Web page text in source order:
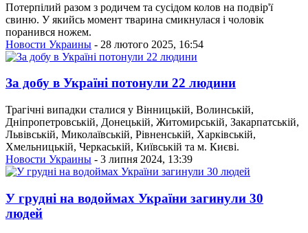
Потерпілий разом з родичем та сусідом колов на подвір'ї
свиню. У якийсь момент тварина смикнулася і чоловік
поранився ножем.
Новости Украины - 28 лютого 2025, 16:54
За добу в Україні потонули 22 людини
Трагічні випадки сталися у Вінницькій, Волинській,
Дніпропетровській, Донецькій, Житомирській, Закарпатській,
Львівській, Миколаївській, Рівненській, Харківській,
Хмельницькій, Черкаській, Київській та м. Києві.
Новости Украины - 3 липня 2024, 13:39
У грудні на водоймах України загинули 30
людей